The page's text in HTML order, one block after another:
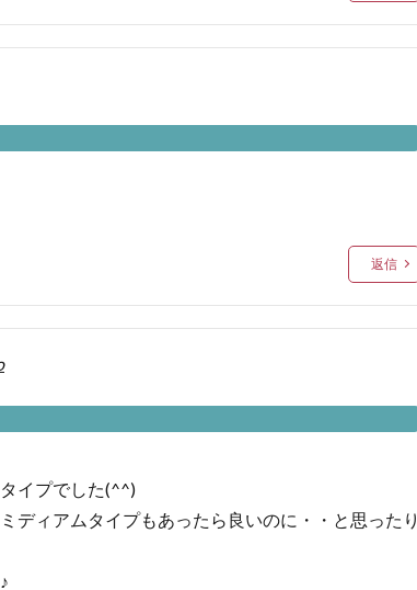
返信
イプでした(^^)
ディアムタイプもあったら良いのに・・と思ったり